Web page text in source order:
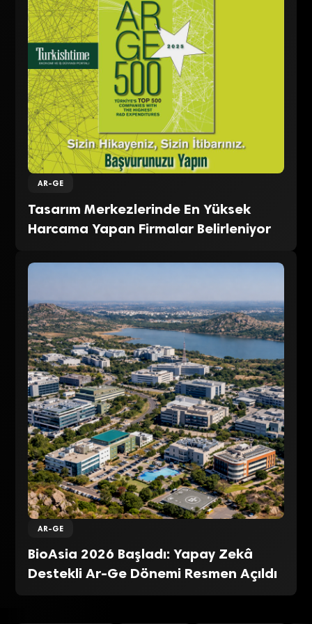
AR-GE
Tasarım Merkezlerinde En Yüksek
Harcama Yapan Firmalar Belirleniyor
AR-GE
BioAsia 2026 Başladı: Yapay Zekâ
Destekli Ar-Ge Dönemi Resmen Açıldı